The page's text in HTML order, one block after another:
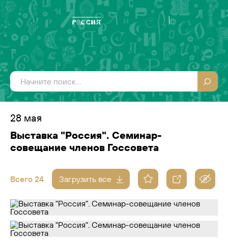
28 мая
Выставка "Россия". Семинар-
совещание членов Госсовета
Всего 24 Загрузить все